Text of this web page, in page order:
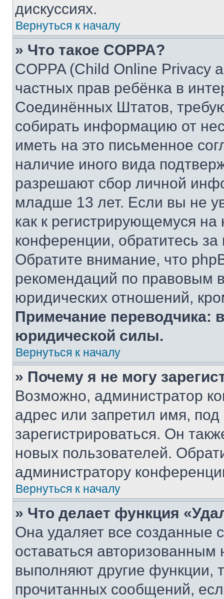
дискуссиях.
Вернуться к началу
» Что такое COPPA?
COPPA (Child Online Privacy
частных прав ребёнка в
Соединённых Штатов,
собирать информацию от
иметь на это письменное
наличие иного вида
разрешают сбор личной
младше 13 лет. Если вы не
как к регистрирующемуся
конференции, обратитесь
Обратите внимание, что
рекомендаций по правовым
юридических отношений,
Примечание переводчика:
юридической силы.
Вернуться к началу
» Почему я не могу
Возможно, администратор
адрес или запретил имя,
зарегистрироваться. Он
новых пользователей.
администратору
Вернуться к началу
» Что делает функция
Она удаляет все созданные
оставаться
выполняют другие функции,
прочитанных сообщений,